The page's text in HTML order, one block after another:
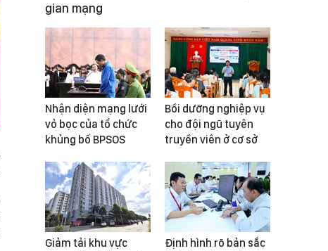
gian mạng
Nhận diện mạng lưới
vỏ bọc của tổ chức
khủng bố BPSOS
Bồi dưỡng nghiệp vụ
cho đội ngũ tuyên
truyền viên ở cơ sở
Giảm tải khu vực
Định hình rõ bản sắc